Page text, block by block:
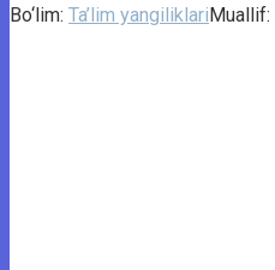
Bo‘lim: Ta’lim yangiliklariMuallif: